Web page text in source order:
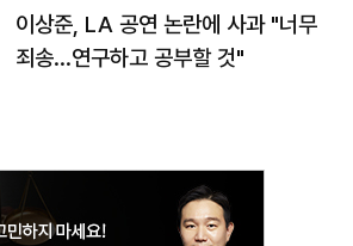
이상준, LA 공연 논란에 사과 "너무
죄송…연구하고 공부할 것"